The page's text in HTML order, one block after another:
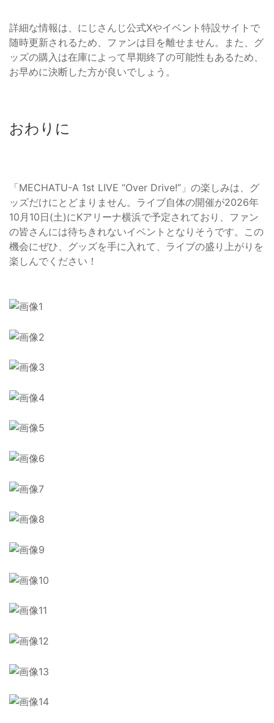
詳細な情報は、にじさんじ公式Xやイベント特設サイトで
随時更新されるため、ファンは目を離せません。また、グ
ッズの購入は在庫によって早期終了の可能性もあるため、
お早めに決断した方が良いでしょう。
おわりに
「MECHATU-A 1st LIVE “Over Drive!”」の楽しみは、グ
ッズだけにとどまりません。ライブ自体の開催が2026年
10月10日(土)にKアリーナ横浜で予定されており、ファン
の皆さんには待ちきれないイベントとなりそうです。この
機会にぜひ、グッズを手に入れて、ライブの盛り上がりを
楽しんでください！